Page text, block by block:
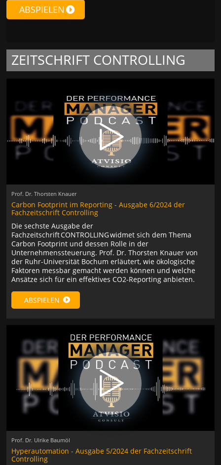
ABSPIELEN
ZEITSCHRIFT CONTROLLING
Prof. Dr. Thorsten Knauer
Carbon Footprint im Reporting - Ausgabe 6/2024 der
Fachzeitschrift Controlling
Die sechste Ausgabe der
Fachzeitschrift CONTROLLING widmet sich dem Thema
Carbon Footprint und dessen Rolle in der
Unternehmenssteuerung. Prof. Dr. Thorsten Knauer von
der Ruhr-Universität Bochum erläutert, wie ökologische
Faktoren messbar gemacht werden können und welche
Ansätze sich für ein effektives CO2-Reporting anbieten.
ABSPIELEN
Prof. Dr. Ulrike Baumöl
Hyperautomation - Ausgabe 5/2024 der Fachzeitschrift
Controlling